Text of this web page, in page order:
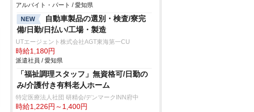
アルバイト・パート / 愛知県
NEW
自動車製品の選別・検査/寮完
備/日勤/日払い/工場・製造
UTエージェント株式会社AGT東海第一CU
時給1,180円
派遣社員 / 愛知県
「福祉調理スタッフ」無資格可/日勤の
み/介護付き有料老人ホーム
特定医療法人社団 研精会/デンマークINN府中
時給1,226円～1,400円